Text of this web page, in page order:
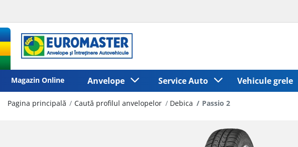
Magazin Online Anvelope Service Auto Vehicule grele
Pagina principală Caută profilul anvelopelor Debica Passio 2